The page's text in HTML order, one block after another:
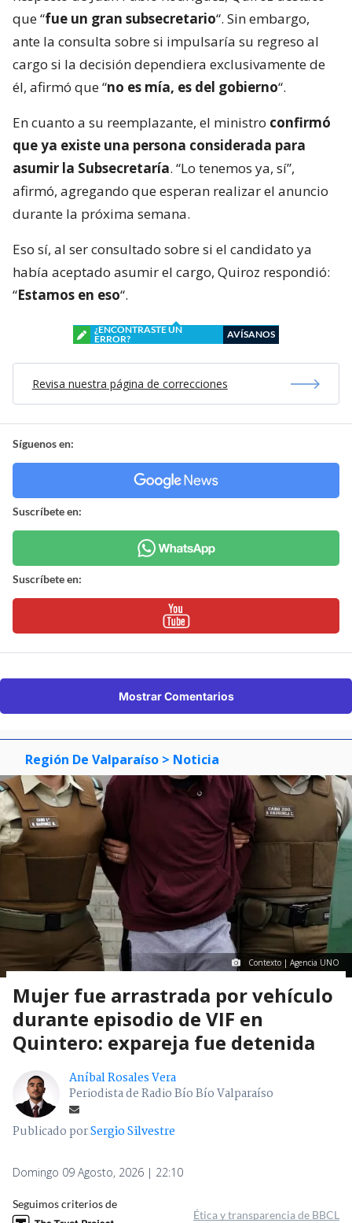
que “fue un gran subsecretario“. Sin embargo,
ante la consulta sobre si impulsaría su regreso al
cargo si la decisión dependiera exclusivamente de
él, afirmó que “no es mía, es del gobierno“.
En cuanto a su reemplazante, el ministro confirmó
que ya existe una persona considerada para
asumir la Subsecretaría. “Lo tenemos ya, sí”,
afirmó, agregando que esperan realizar el anuncio
durante la próxima semana.
Eso sí, al ser consultado sobre si el candidato ya
había aceptado asumir el cargo, Quiroz respondió:
“Estamos en eso“.
¿ENCONTRASTE UN
ERROR?
AVÍSANOS
Revisa nuestra página de correcciones
Síguenos en:
Suscríbete en:
Suscríbete en:
Mostrar Comentarios
Región De Valparaíso > Noticia
Contexto | Agencia UNO
Mujer fue arrastrada por vehículo
durante episodio de VIF en
Quintero: expareja fue detenida
Aníbal Rosales Vera
Periodista de Radio Bío Bío Valparaíso
Publicado porSergio Silvestre
Domingo 09 Agosto, 2026 | 22:10
Seguimos criterios de
Ética y transparencia de BBCL